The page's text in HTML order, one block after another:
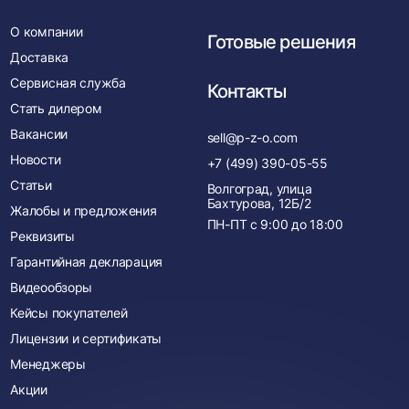
О компании
Доставка
Сервисная служба
Стать дилером
Вакансии
Новости
Статьи
Жалобы и предложения
Реквизиты
Гарантийная декларация
Видеообзоры
Кейсы покупателей
Лицензии и сертификаты
Менеджеры
Акции
Готовые решения
Контакты
sell@p-z-o.com
+7 (499) 390-05-55
Волгоград, улица
Бахтурова, 12Б/2
ПН-ПТ с 9:00 до 18:00